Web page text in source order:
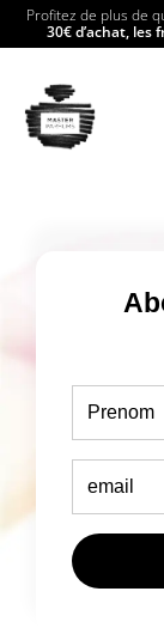
Profitez de plus de
30€ d’achat,